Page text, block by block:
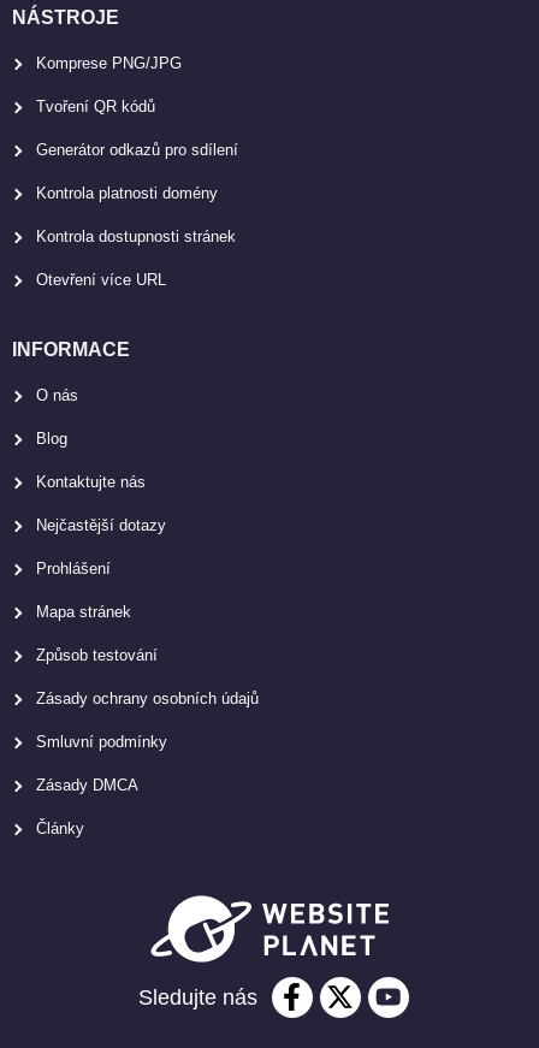
NÁSTROJE
Komprese PNG/JPG
Tvoření QR kódů
Generátor odkazů pro sdílení
Kontrola platnosti domény
Kontrola dostupnosti stránek
Otevření více URL
INFORMACE
O nás
Blog
Kontaktujte nás
Nejčastější dotazy
Prohlášení
Mapa stránek
Způsob testování
Zásady ochrany osobních údajů
Smluvní podmínky
Zásady DMCA
Články
Sledujte nás